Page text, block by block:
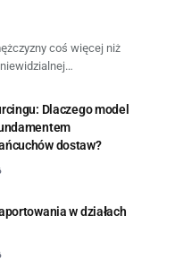
coś więcej niż
Dlaczego model
dostaw?
w działach